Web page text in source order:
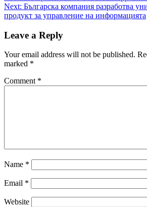
navigation
Next: Българска компания разработва
продукт за управление на информацията
Leave a Reply
Your email address will not be published.
marked *
Comment *
Name *
Email *
Website